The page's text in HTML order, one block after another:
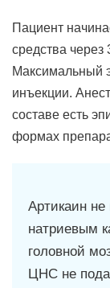
Пациент
средства
Максимальный
инъекции.
составе есть
формах
Артикаин не
натриевым
головной
ЦНС не